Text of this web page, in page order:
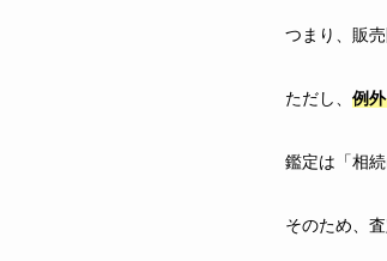
つまり、販
ただし、 例
鑑定は「相
そのため、